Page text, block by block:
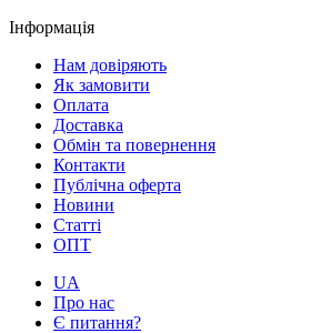
Інформація
Нам довіряють
Як замовити
Оплата
Доставка
Обмін та повернення
Контакти
Публічна оферта
Новини
Статті
ОПТ
UA
Про нас
Є питання?